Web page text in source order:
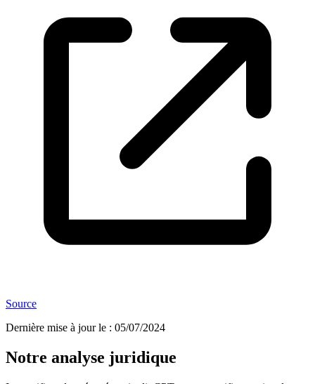
Source
Dernière mise à jour le : 05/07/2024
Notre analyse juridique